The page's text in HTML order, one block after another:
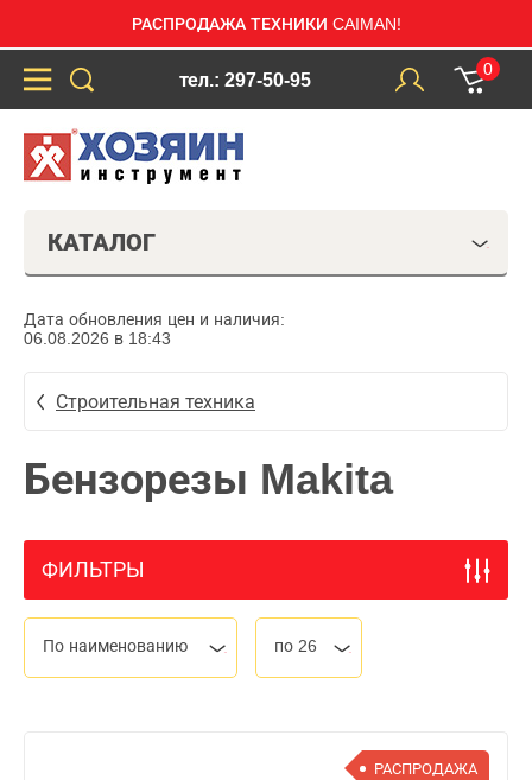
РАСПРОДАЖА ТЕХНИКИ CAIMAN!
тел.: 297-50-95
0
КАТАЛОГ
Дата обновления цен и наличия:
06.08.2026 в 18:43
Строительная техника
Бензорезы Makita
ФИЛЬТРЫ
По наименованию по 26
РАСПРОДАЖА